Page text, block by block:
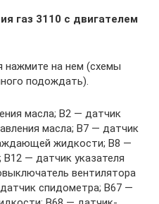
газ 3110 с двигателем
нажмите на нем (схемы
подождать).
масла; В2 — датчик
масла; В7 — датчик
жидкости; В8 —
В12 — датчик указателя
вентилятора
спидометра; В67 —